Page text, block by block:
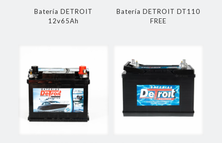
Batería DETROIT
12v65Ah
Batería DETROIT DT110
FREE